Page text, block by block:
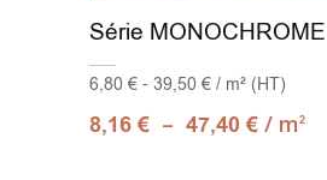
Série MONOCHROME
6,80 € - 39,50 € / m² (HT)
8,16€ – 47,40€ / m2